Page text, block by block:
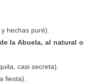
puré).
la Abuela, al natural o
casi secreta).